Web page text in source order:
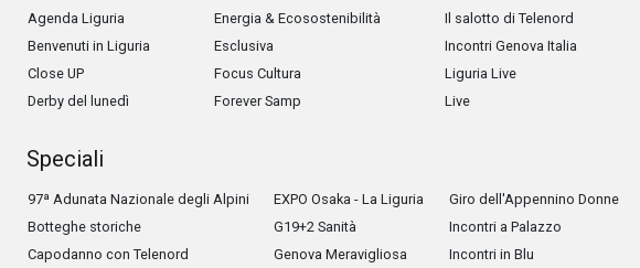
Agenda Liguria
Benvenuti in Liguria
Close UP
Derby del lunedì
Energia & Ecosostenibilità
Esclusiva
Focus Cultura
Forever Samp
Il salotto di Telenord
Incontri Genova Italia
Liguria Live
Live
Speciali
97ª Adunata Nazionale degli Alpini
Botteghe storiche
Capodanno con Telenord
EXPO Osaka - La Liguria
G19+2 Sanità
Genova Meravigliosa
Giro dell'Appennino Donne
Incontri a Palazzo
Incontri in Blu